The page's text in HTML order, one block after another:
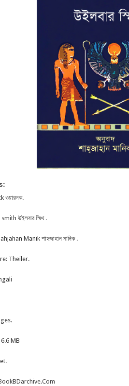
ওয়ারলক.
উইলবার স্মিথ .
Manik শাহজাহান মানিক .
Theiler.
MB